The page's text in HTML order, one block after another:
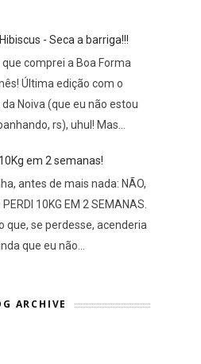
- Seca a barriga!!!
que comprei a Boa Forma
Última edição com o
Noiva (que eu não estou
rs), uhul! Mas...
em 2 semanas!
antes de mais nada: NÃO,
PERDI 10KG EM 2 SEMANAS.
que, se perdesse, acenderia
que eu não...
ARCHIVE